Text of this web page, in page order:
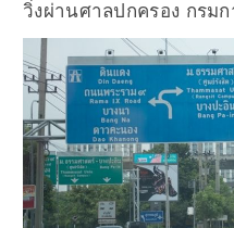
วิ่งผ่านศาลปกครอง กรม